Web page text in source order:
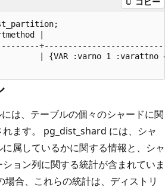
|
| {VAR :varno 1
は、テーブルの個々のシャードに関
ます。 pg_dist_shard には、シャ
属しているかに関する情報と、シャ
ョン列に関する統計が含まれていま
合、これらの統計は、ディストリ